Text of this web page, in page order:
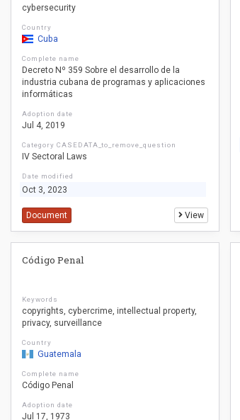
cybersecurity
Country
Cuba
Complete name
Decreto Nº 359 Sobre el desarrollo de la
industria cubana de programas y aplicaciones
informáticas
Adoption date
Jul 4, 2019
Category CASEDATA_to_remove_question
IV Sectoral Laws
Date modified
Oct 3, 2023
Document View
Código Penal
Keywords
copyrights cybercrime intellectual property
privacy surveillance
Country
Guatemala
Complete name
Código Penal
Adoption date
Jul 17, 1973